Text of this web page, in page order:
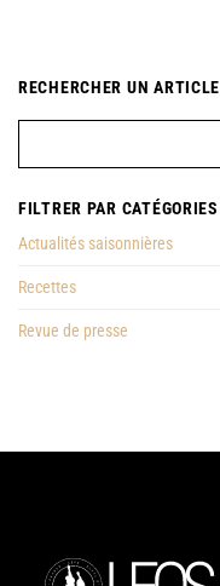
RECHERCHER UN ARTICLE
FILTRER PAR CATÉGORIES
Actualités saisonnières
Recettes
Revue de presse